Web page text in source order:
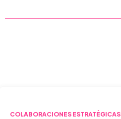
COLABORACIONES ESTRATÉGICAS